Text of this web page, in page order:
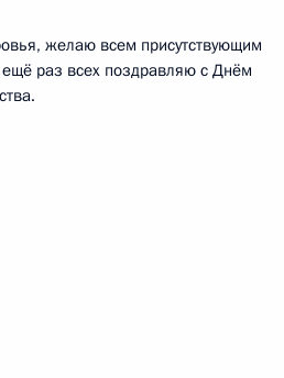
желаю всем присутствующим
ещё раз всех поздравляю с Днём